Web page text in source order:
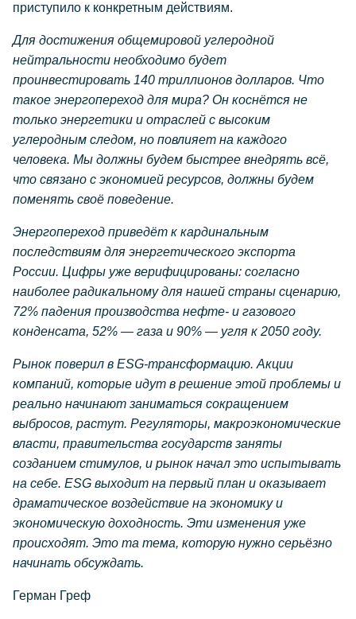
приступило к конкретным действиям.
Для достижения общемировой углеродной
нейтральности необходимо будет
проинвестировать 140 триллионов долларов. Что
такое энергопереход для мира? Он коснётся не
только энергетики и отраслей с высоким
углеродным следом, но повлияет на каждого
человека. Мы должны будем быстрее внедрять всё,
что связано с экономией ресурсов, должны будем
поменять своё поведение.
Энергопереход приведёт к кардинальным
последствиям для энергетического экспорта
России. Цифры уже верифицированы: согласно
наиболее радикальному для нашей страны сценарию,
72% падения производства нефте- и газового
конденсата, 52% — газа и 90% — угля к 2050 году.
Рынок поверил в ESG-трансформацию. Акции
компаний, которые идут в решение этой проблемы и
реально начинают заниматься сокращением
выбросов, растут. Регуляторы, макроэкономические
власти, правительства государств заняты
созданием стимулов, и рынок начал это испытывать
на себе. ESG выходит на первый план и оказывает
драматическое воздействие на экономику и
экономическую доходность. Эти изменения уже
происходят. Это та тема, которую нужно серьёзно
начинать обсуждать.
Герман Греф